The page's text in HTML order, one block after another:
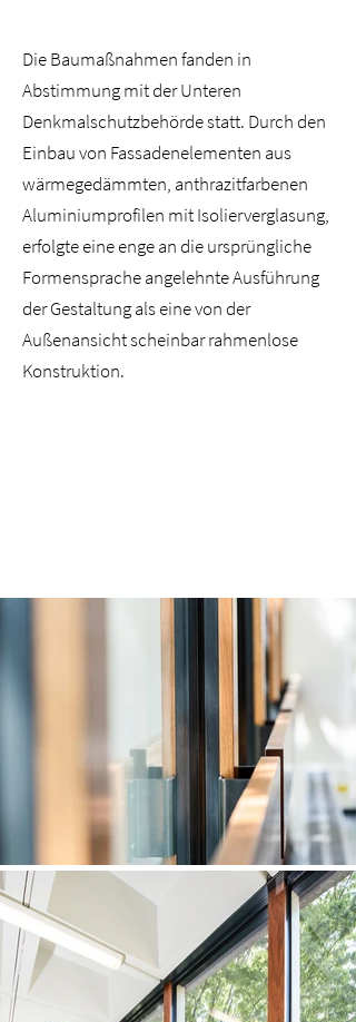
Die Baumaßnahmen fanden in
Abstimmung mit der Unteren
Denkmalschutzbehörde statt. Durch den
Einbau von Fassadenelementen aus
wärmegedämmten, anthrazitfarbenen
Aluminiumprofilen mit Isolierverglasung,
erfolgte eine enge an die ursprüngliche
Formensprache angelehnte Ausführung
der Gestaltung als eine von der
Außenansicht scheinbar rahmenlose
Konstruktion.